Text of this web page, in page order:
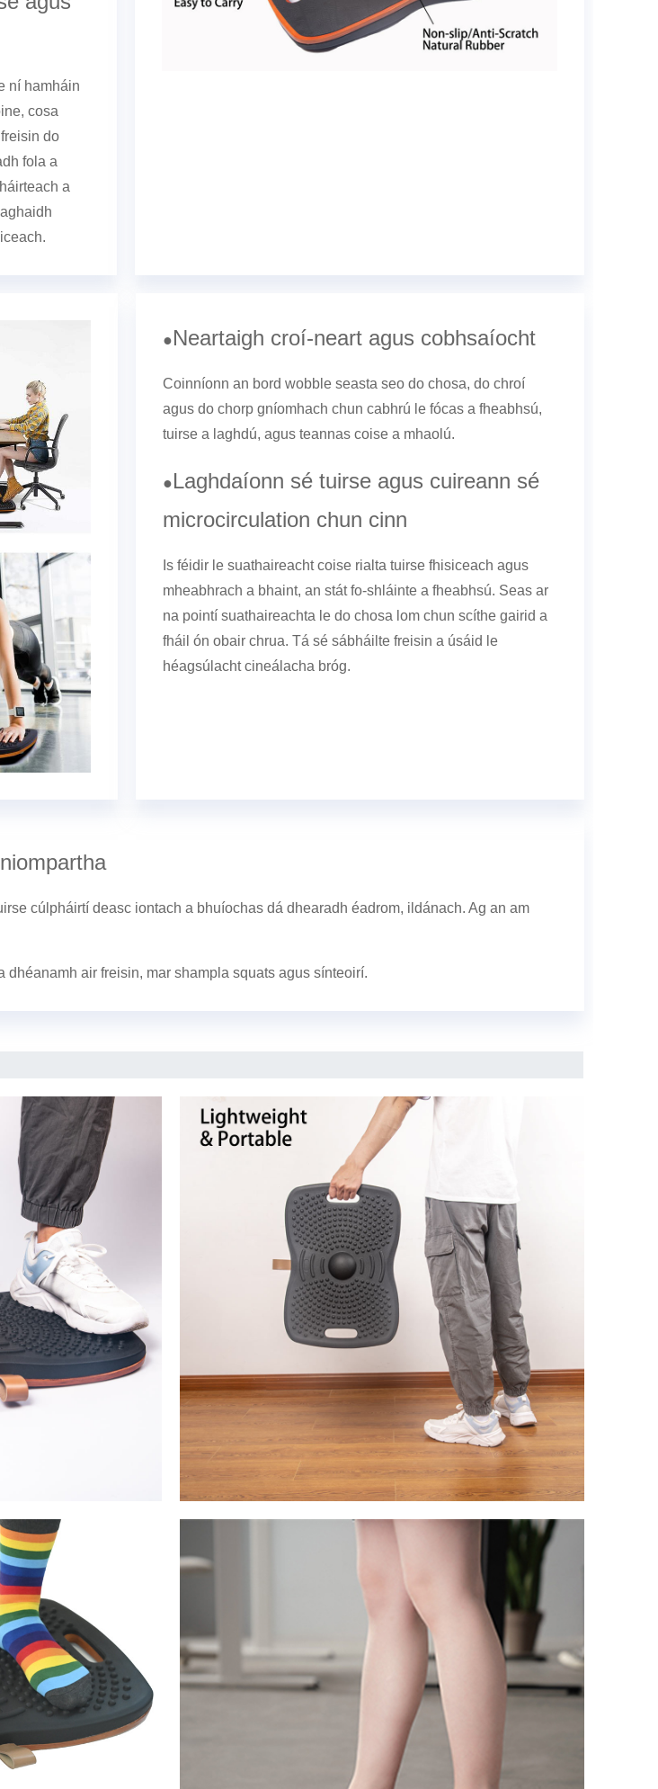
ní hamháin
cosa
do
fola a
a
●Neartaigh croí-neart agus cobhsaíocht
Coinníonn an bord wobble seasta seo do chosa, do chroí
agus do chorp gníomhach chun cabhrú le fócas a fheabhsú,
tuirse a laghdú, agus teannas coise a mhaolú.
●Laghdaíonn sé tuirse agus cuireann sé
microcirculation chun cinn
Is féidir le suathaireacht coise rialta tuirse fhisiceach agus
mheabhrach a bhaint, an stát fo-shláinte a fheabhsú. Seas ar
na pointí suathaireachta le do chosa lom chun scíthe gairid a
fháil ón obair chrua. Tá sé sábháilte freisin a úsáid le
héagsúlacht cineálacha bróg.
cúlpháirtí deasc iontach a bhuíochas dá dhearadh éadrom, ildánach. Ag an am
dhéanamh air freisin, mar shampla squats agus sínteoirí.